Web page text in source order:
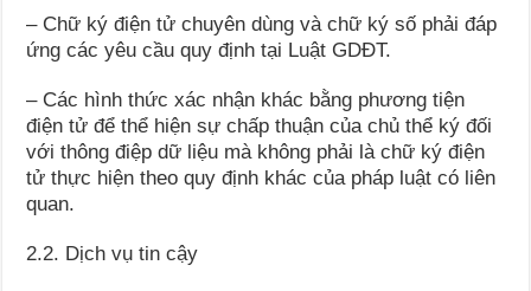
– Chữ ký điện tử chuyên dùng và chữ ký số phải đáp
ứng các yêu cầu quy định tại Luật GDĐT.
– Các hình thức xác nhận khác bằng phương tiện
điện tử để thể hiện sự chấp thuận của chủ thể ký đối
với thông điệp dữ liệu mà không phải là chữ ký điện
tử thực hiện theo quy định khác của pháp luật có liên
quan.
2.2. Dịch vụ tin cậy